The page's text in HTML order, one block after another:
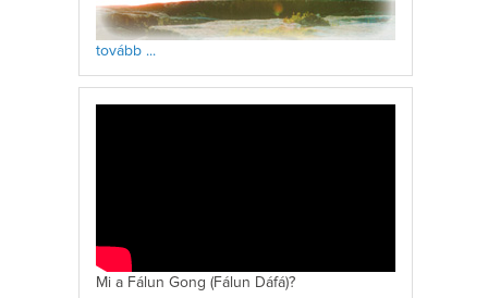
tovább ...
Mi a Fálun Gong (Fálun Dáfá)?